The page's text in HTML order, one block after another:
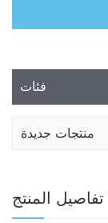
فئات
منتجات جديدة
تفاصيل المنتج